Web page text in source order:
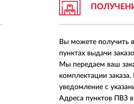
Вы можете получить
пунктах выдачи
Мы передаем ваш
комплектации
уведомление с
Адреса пунктов ПВЗ